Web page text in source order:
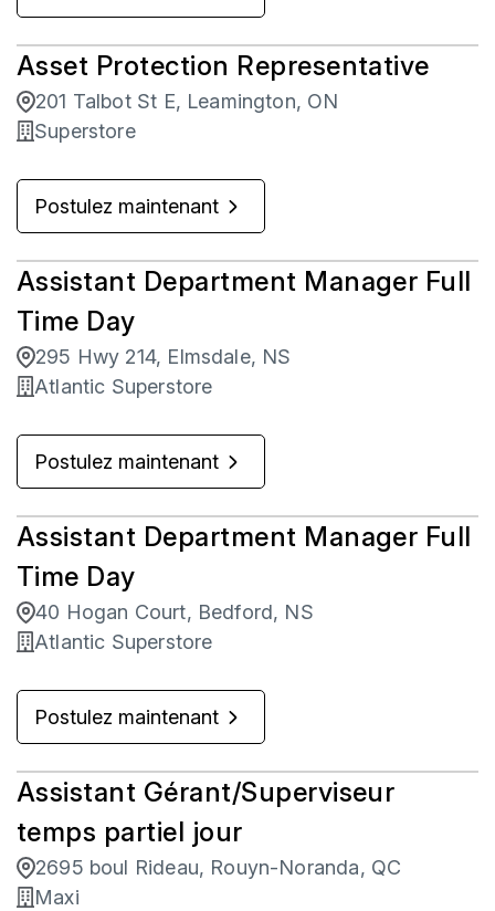
Asset Protection Representative
201 Talbot St E, Leamington, ON
Superstore
Postulez maintenant
Assistant Department Manager Full
Time Day
295 Hwy 214, Elmsdale, NS
Atlantic Superstore
Postulez maintenant
Assistant Department Manager Full
Time Day
40 Hogan Court, Bedford, NS
Atlantic Superstore
Postulez maintenant
Assistant Gérant/Superviseur
temps partiel jour
2695 boul Rideau, Rouyn-Noranda, QC
Maxi